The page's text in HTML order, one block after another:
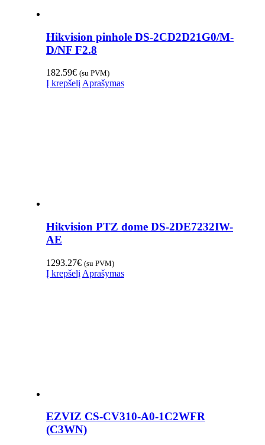
Hikvision pinhole DS-2CD2D21G0/M-
D/NF F2.8
182.59€ (su PVM)
Į krepšelį Aprašymas
Hikvision PTZ dome DS-2DE7232IW-
AE
1293.27€ (su PVM)
Į krepšelį Aprašymas
EZVIZ CS-CV310-A0-1C2WFR
(C3WN)